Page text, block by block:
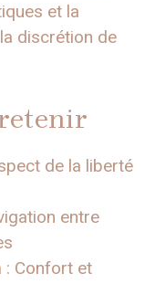
et la
discrétion de
de la liberté
entre
: Confort et